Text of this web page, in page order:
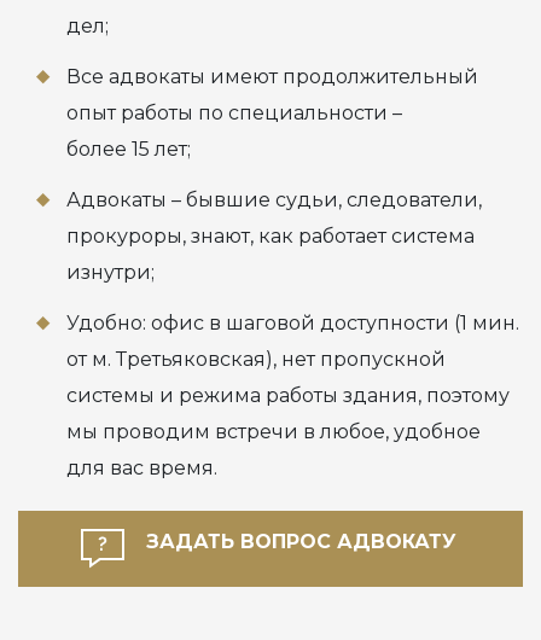
дел;
Все адвокаты имеют продолжительный
опыт работы по специальности –
более 15 лет;
Адвокаты – бывшие судьи, следователи,
прокуроры, знают, как работает система
изнутри;
Удобно: офис в шаговой доступности (1 мин.
от м. Третьяковская), нет пропускной
системы и режима работы здания, поэтому
мы проводим встречи в любое, удобное
для вас время.
ЗАДАТЬ ВОПРОС АДВОКАТУ